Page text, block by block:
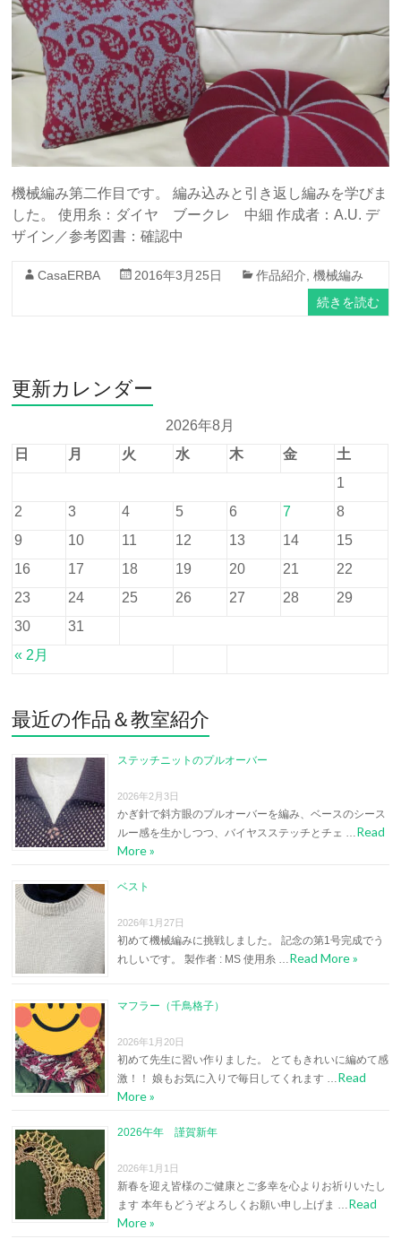
機械編み第二作目です。 編み込みと引き返し編みを学びま
した。 使用糸：ダイヤ ブークレ 中細 作成者：A.U. デ
ザイン／参考図書：確認中
CasaERBA 2016年3月25日 作品紹介,機械編み
続きを読む
更新カレンダー
2026年8月
日
月 火 水 木 金 土
« 2月
1
2
3 4 5 6 7
8
9
10 11 12 13 14
15
16
17 18 19 20 21
22
23
24 25 26 27 28
29
30
31
最近の作品＆教室紹介
ステッチニットのプルオーバー
2026年2月3日
かぎ針で斜方眼のプルオーバーを編み、ベースのシース
ルー感を生かしつつ、バイヤスステッチとチェ …Read
More »
ベスト
2026年1月27日
初めて機械編みに挑戦しました。 記念の第1号完成でう
れしいです。 製作者 : MS 使用糸 …Read More »
マフラー（千鳥格子）
2026年1月20日
初めて先生に習い作りました。 とてもきれいに編めて感
激！！ 娘もお気に入りで毎日してくれます …Read
More »
2026午年 謹賀新年
2026年1月1日
新春を迎え皆様のご健康とご多幸を心よりお祈りいたし
ます 本年もどうぞよろしくお願い申し上げま …Read
More »